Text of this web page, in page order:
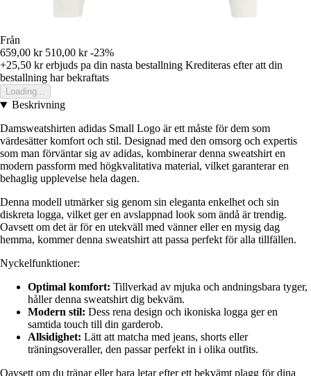
Från
659,00 kr 510,00 kr -23%
+25,50 krerbjuds pa din nasta bestallning Krediteras efter att din
bestallning har bekraftats
Loading...
Beskrivning
Damsweatshirten adidas Small Logo är ett måste för dem som
värdesätter komfort och stil. Designad med den omsorg och expertis
som man förväntar sig av adidas, kombinerar denna sweatshirt en
modern passform med högkvalitativa material, vilket garanterar en
behaglig upplevelse hela dagen.
Denna modell utmärker sig genom sin eleganta enkelhet och sin
diskreta logga, vilket ger en avslappnad look som ändå är trendig.
Oavsett om det är för en utekväll med vänner eller en mysig dag
hemma, kommer denna sweatshirt att passa perfekt för alla tillfällen.
Nyckelfunktioner:
Optimal komfort: Tillverkad av mjuka och andningsbara tyger,
håller denna sweatshirt dig bekväm.
Modern stil: Dess rena design och ikoniska logga ger en
samtida touch till din garderob.
Allsidighet: Lätt att matcha med jeans, shorts eller
träningsoveraller, den passar perfekt in i olika outfits.
Oavsett om du tränar eller bara letar efter ett bekvämt plagg för dina